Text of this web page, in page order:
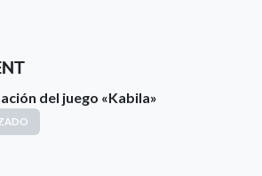
del juego «Kabila»